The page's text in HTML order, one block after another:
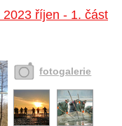
říjen - 1. část
fotogalerie